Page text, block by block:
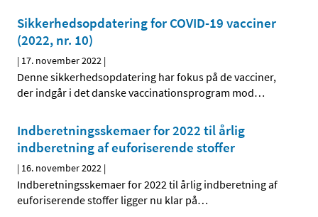
Sikkerhedsopdatering for COVID-19 vacciner
(2022, nr. 10)
| 17. november 2022 |
Denne sikkerhedsopdatering har fokus på de vacciner,
der indgår i det danske vaccinationsprogram mod…
Indberetningsskemaer for 2022 til årlig
indberetning af euforiserende stoffer
| 16. november 2022 |
Indberetningsskemaer for 2022 til årlig indberetning af
euforiserende stoffer ligger nu klar på…